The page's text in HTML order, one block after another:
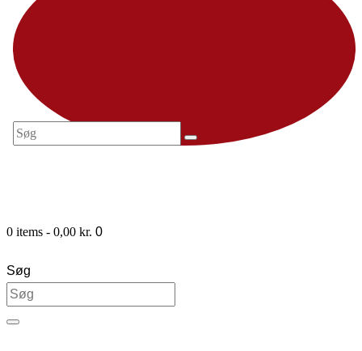
0 items - 0,00 kr. 0
Søg